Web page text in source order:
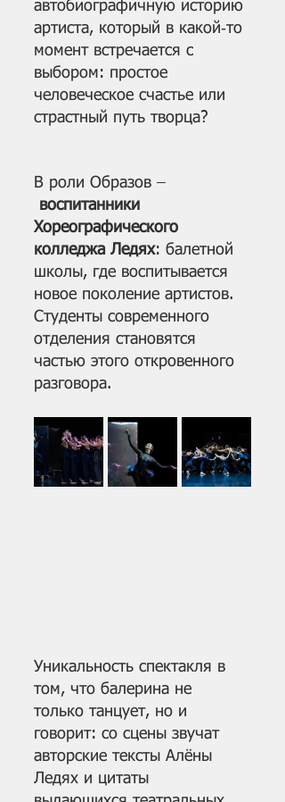
автобиографичную историю
артиста, который в какой‑то
момент встречается с
выбором: простое
человеческое счастье или
страстный путь творца?
В роли Образов –
воспитанники
Хореографического
колледжа Ледях: балетной
школы, где воспитывается
новое поколение артистов.
Студенты современного
отделения становятся
частью этого откровенного
разговора.
Уникальность спектакля в
том, что балерина не
только танцует, но и
говорит: со сцены звучат
авторские тексты Алёны
Ледях и цитаты